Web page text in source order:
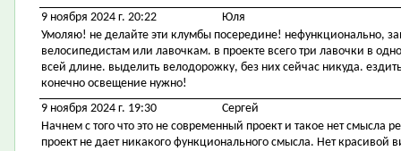
9 ноября 2024 г. 20:22
Юля
Умоляю! не делайте эти клумбы посередине! нефункционально,
велосипедистам или лавочкам. в проекте всего три лавочки в
всей длине. выделить велодорожку, без них сейчас никуда.
конечно освещение нужно!
9 ноября 2024 г. 19:30
Сергей
Начнем с того что это не современный проект и такое нет смысла
проект не дает никакого функционального смысла. Нет красивой